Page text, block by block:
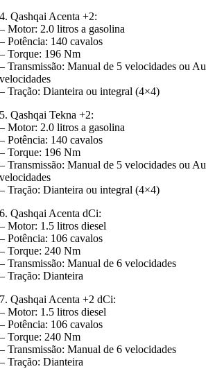
4. Qashqai Acenta +2:
– Motor: 2.0 litros a gasolina
– Potência: 140 cavalos
– Torque: 196 Nm
– Transmissão: Manual de 5 velocidades ou
velocidades
– Tração: Dianteira ou integral (4×4)
5. Qashqai Tekna +2:
– Motor: 2.0 litros a gasolina
– Potência: 140 cavalos
– Torque: 196 Nm
– Transmissão: Manual de 5 velocidades ou
velocidades
– Tração: Dianteira ou integral (4×4)
6. Qashqai Acenta dCi:
– Motor: 1.5 litros diesel
– Potência: 106 cavalos
– Torque: 240 Nm
– Transmissão: Manual de 6 velocidades
– Tração: Dianteira
7. Qashqai Acenta +2 dCi:
– Motor: 1.5 litros diesel
– Potência: 106 cavalos
– Torque: 240 Nm
– Transmissão: Manual de 6 velocidades
– Tração: Dianteira